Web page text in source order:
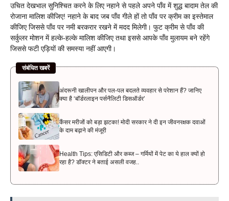
उचित देखभाल सुनिश्चित करने के लिए नहाने से पहले अपने पाँव में शुद्ध बादाम तेल की
रोजाना मालिश कीजिए! नहाने के बाद जब पाँव गीले हों तो पाँव पर क्रीम का इस्तेमाल
कीजिए जिससे पाँव पर नमी बरकरार रखने में मदद मिलेगी। फुट क्रीम से पाँव की
सर्कुलर मोशन में हल्के-हल्के मालिश कीजिए तथा इससे आपके पाँव मुलायम बने रहेंगे
जिससे फटी एड़ियों की समस्या नहीं आएगी।
संबंधित खबरें
अंदरूनी खालीपन और पल-पल बदलते व्यवहार से परेशान हैं? जानिए
क्या है ‘बॉर्डरलाइन पर्सनैलिटी डिसऑर्डर’
कैंसर मरीजों को बड़ा झटका! मोदी सरकार ने दी इन जीवनरक्षक दवाओं
के दाम बढ़ाने की मंजूरी
Health Tips: एसिडिटी और कब्ज – गर्मियों में पेट का ये हाल क्यों हो
रहा है? डॉक्टर ने बताई असली वजह..